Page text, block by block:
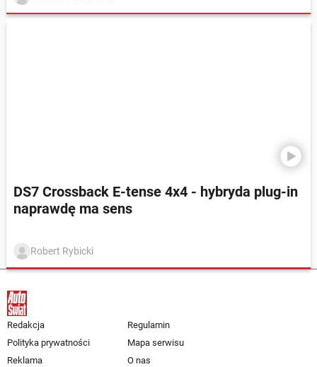
DS7 Crossback E-tense 4x4 - hybryda plug-in
naprawdę ma sens
Robert Rybicki
Redakcja
Regulamin
Polityka prywatności
Mapa serwisu
Reklama
O nas